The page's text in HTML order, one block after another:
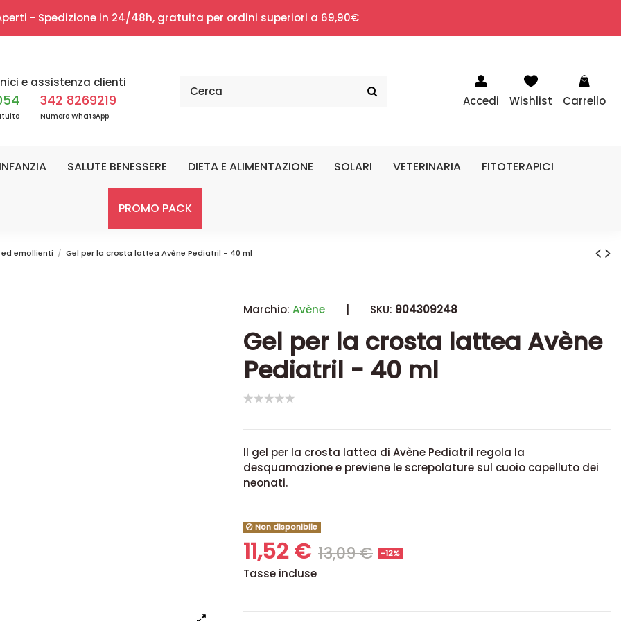
- Spedizione in 24/48h, gratuita per ordini superiori a 69,90€
e assistenza clienti
342 8269219
Numero WhatsApp
Accedi Wishlist Carrello
SALUTE BENESSERE DIETA E ALIMENTAZIONE SOLARI VETERINARIA FITOTERAPICI
PROMO PACK
emollienti Gel per la crosta lattea Avène Pediatril - 40 ml
Marchio: Avène | SKU: 904309248
Gel per la crosta lattea Avène
Pediatril - 40 ml
Il gel per la crosta lattea di Avène Pediatril regola la
desquamazione e previene le screpolature sul cuoio capelluto dei
neonati.
Non disponibile
11,52 € 13,09 € -12%
Tasse incluse